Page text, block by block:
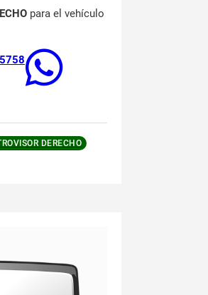
para el vehículo
DERECHO